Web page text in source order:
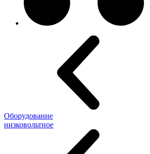
Оборудование
низковольтное